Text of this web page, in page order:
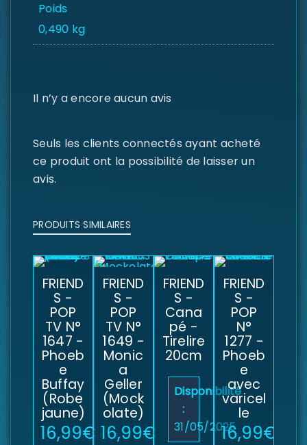
Poids
0,490 kg
Il n’y a encore aucun avis
Seuls les clients connectés ayant acheté
ce produit ont la possibilité de laisser un
avis.
PRODUITS SIMILAIRES
FRIEND
S -
POP
TV N°
1647 -
Phoeb
e
Buffay
(Robe
jaune)
16,99€
FRIEND
S -
POP
TV N°
1649 -
Monic
a
Geller
(Mock
olate)
16,99€
FRIEND
S -
Cana
pé -
Tirelire
20cm
Disponibilité
:
31/05/2025
FRIEND
S -
POP
N°
1277 -
Phoeb
e
avec
varicel
le
16,99€